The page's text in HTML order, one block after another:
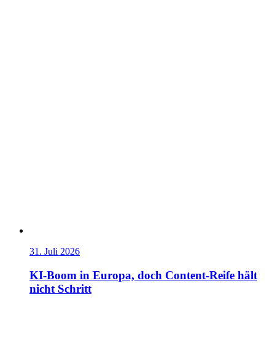
31. Juli 2026
KI-Boom in Europa, doch Content-Reife hält
nicht Schritt